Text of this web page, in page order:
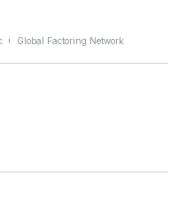
Global Factoring Network